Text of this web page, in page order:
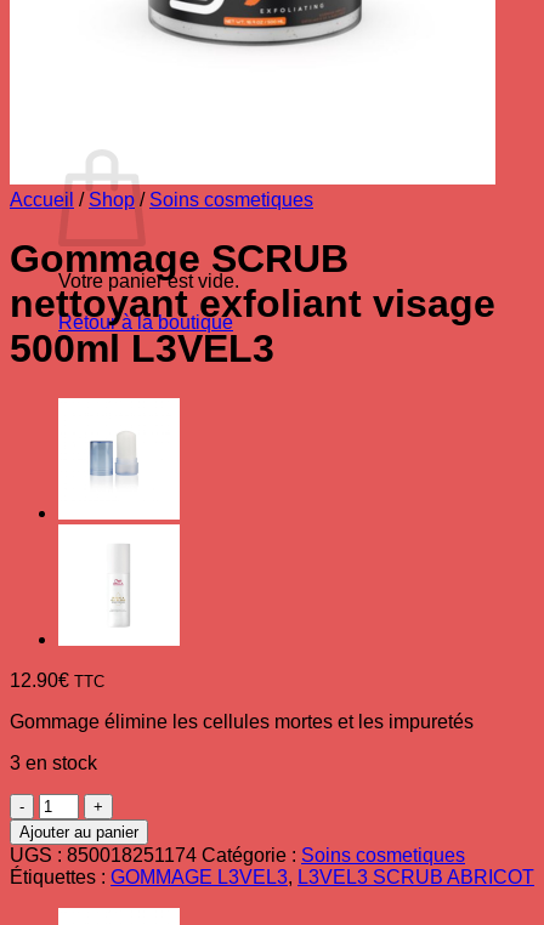
Votre panier est vide.
Votre panier est vide.
Retour à la boutique
Accueil / Shop / Soins cosmetiques
Gommage SCRUB
nettoyant exfoliant visage
500ml L3VEL3
12.90€ TTC
Gommage élimine les cellules mortes et les impuretés
3 en stock
quantité
de
Gommage
SCRUB
nettoyant
exfoliant
Ajouter au panier
UGS : 850018251174 Catégorie : Soins cosmetiques
Étiquettes : GOMMAGE L3VEL3, L3VEL3 SCRUB ABRICOT